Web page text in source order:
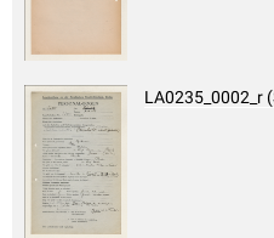
LA0235_0002_r